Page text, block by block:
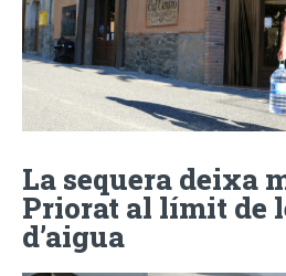
La sequera deixa
Priorat al límit de
d’aigua